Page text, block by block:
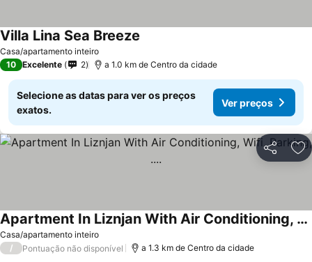
Casa/apartamento inteiro
Villa Lina Sea Breeze
10 Excelente 2 a 1.0 km de Centro da cidade
Selecione as datas para ver os preços
exatos.
Ver preços
Partilhar
Casa/apartamento inteiro
Apartment In Liznjan With Air Conditioning, Wifi, Parking, ....
/ Pontuação não disponível a 1.3 km de Centro da cidade